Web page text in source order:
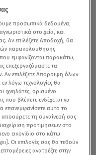
της
ΖΩΔΙΑ
ΖΥΓΟΣ
ΑΣΗ ΜΠΗΛΙΟΥ
προσωπικά δεδομένα,
στοιχεία, και
Αν επιλέξετε Αποδοχή, θα
παρακολούθησης
εμφανίζονται παρακάτω,
επεξεργαζόμαστε τα
επιλέξετε Απόρριψη όλων
λόγω τεχνολογίες θα
ιχνηλάτες, ορισμένο
που βλέπετε ενδέχεται να
επανεμφανίσετε αυτό το
αποσύρετε τη συναίνεσή σας
προτιμήσεων στο
εικονίδιο στο κάτω
Οι επιλογές σας θα τεθούν
ανατρέξτε στην